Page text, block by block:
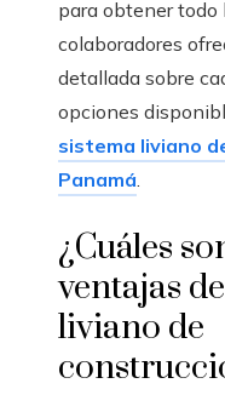
para obtener todo
colaboradores
detallada sobre
opciones
sistema liviano
Panamá.
¿Cuáles
ventajas
liviano de